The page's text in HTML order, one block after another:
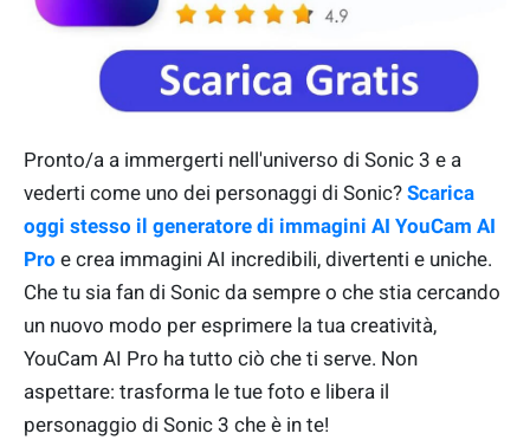
Pronto/a a immergerti nell'universo di Sonic 3 e a
vederti come uno dei personaggi di Sonic? Scarica
oggi stesso il generatore di immagini AI YouCam AI
Pro e crea immagini AI incredibili, divertenti e uniche.
Che tu sia fan di Sonic da sempre o che stia cercando
un nuovo modo per esprimere la tua creatività,
YouCam AI Pro ha tutto ciò che ti serve. Non
aspettare: trasforma le tue foto e libera il
personaggio di Sonic 3 che è in te!